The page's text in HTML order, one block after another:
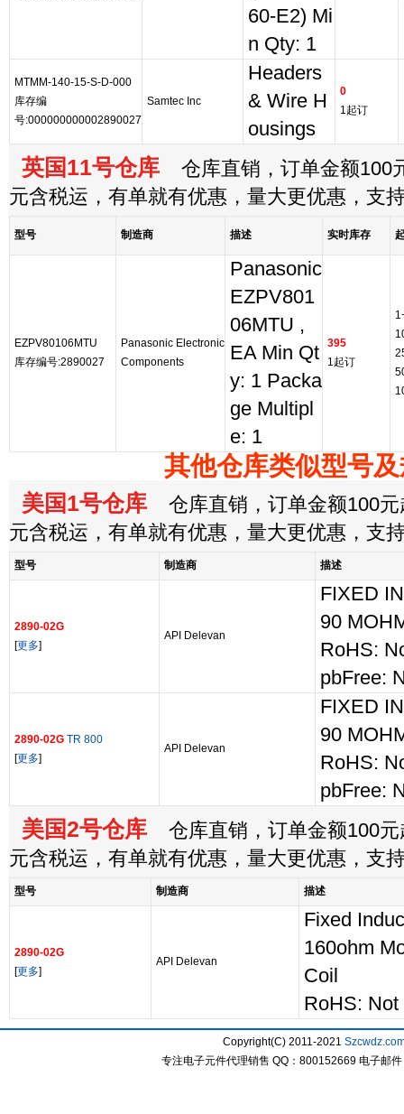
60-E2) Mi
n Qty: 1
MTMM-140-15-S-D-000
库存编
号:000000000002890027
Samtec Inc
Headers
& Wire H
ousings
0
1起订
英国11号仓库 仓库直销，订单金额100
元含税运，有单就有优惠，量大更优惠，支
型号 制造商 描述 实时库存
EZPV80106MTU
库存编号:2890027
Panasonic Electronic
Components
Panasonic
EZPV801
06MTU ,
EA Min Qt
y: 1 Packa
ge Multipl
e: 1
395
1起订
其他仓库类似型号
美国1号仓库 仓库直销，订单金额100元
元含税运，有单就有优惠，量大更优惠，支
型号 制造商 描述
2890-02G
[更多]
API Delevan
FIXED
90
RoHS:
pbFree:
2890-02G TR 800
[更多]
API Delevan
FIXED
90
RoHS:
pbFree:
美国2号仓库 仓库直销，订单金额100元
元含税运，有单就有优惠，量大更优惠，支
型号 制造商 描述
2890-02G
[更多]
API Delevan
Fixed
160ohm
Coil
RoHS:
Copyright(C) 2011-2021
专注电子元件代理销售 QQ：800152669 电子邮